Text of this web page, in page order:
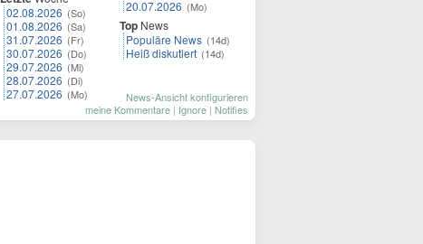
02.08.2026 (So)
01.08.2026 (Sa)
31.07.2026 (Fr)
30.07.2026 (Do)
29.07.2026 (Mi)
28.07.2026 (Di)
27.07.2026 (Mo)
20.07.2026 (Mo)
Top News
Populäre News (14d)
Heiß diskutiert (14d)
News-Ansicht konfigurieren
meine Kommentare | Ignore | Notifies